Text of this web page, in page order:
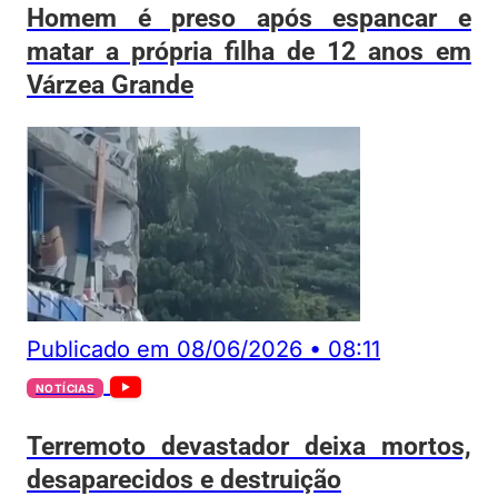
Homem é preso após espancar e
matar a própria filha de 12 anos em
Várzea Grande
Publicado em 08/06/2026 • 08:11
NOTÍCIAS
Terremoto devastador deixa mortos,
desaparecidos e destruição